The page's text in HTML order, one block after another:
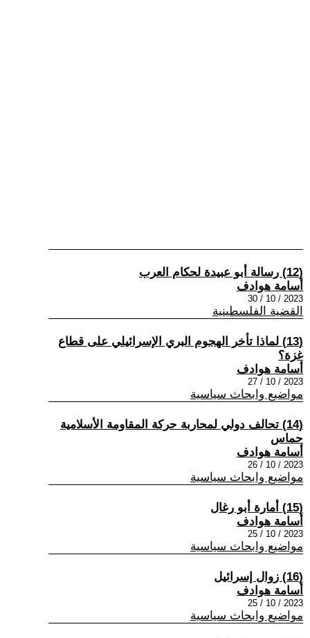
(12) رسالة أبو عبيدة لحكام العرب
أسامة هوادف
2023 / 10 / 30
القضية الفلسطينية
(13) لماذا تأخر الهجوم البري الإسرائيلي على قطاع
غزة؟
أسامة هوادف
2023 / 10 / 27
مواضيع وابحاث سياسية
(14) تحالف دولي لمحاربة حركة المقاومة الأسلامية
حماس
أسامة هوادف
2023 / 10 / 26
مواضيع وابحاث سياسية
(15) أمارة أبو رغال
أسامة هوادف
2023 / 10 / 25
مواضيع وابحاث سياسية
(16) زوال إسرائيل
أسامة هوادف
2023 / 10 / 25
مواضيع وابحاث سياسية